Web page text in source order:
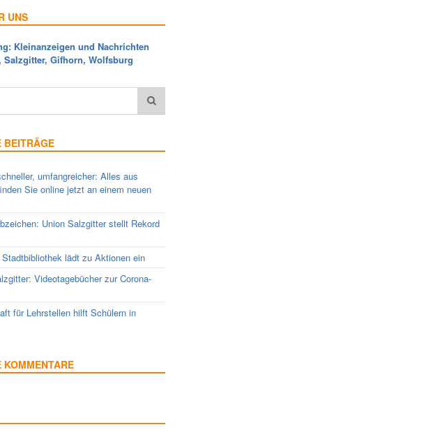
UNS
Kleinanzeigen und Nachrichten
Salzgitter, Gifhorn, Wolfsburg
BEITRÄGE
umfangreicher: Alles aus
Sie online jetzt an einem neuen
Union Salzgitter stellt Rekord
lädt zu Aktionen ein
Videotagebücher zur Corona-
für Lehrstellen hilft Schülern in
KOMMENTARE